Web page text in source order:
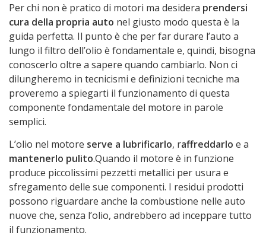
Per chi non è pratico di motori ma desidera prendersi
cura della propria auto nel giusto modo questa è la
guida perfetta. Il punto è che per far durare l’auto a
lungo il filtro dell’olio è fondamentale e, quindi, bisogna
conoscerlo oltre a sapere quando cambiarlo. Non ci
dilungheremo in tecnicismi e definizioni tecniche ma
proveremo a spiegarti il funzionamento di questa
componente fondamentale del motore in parole
semplici.
L’olio nel motore serve a lubrificarlo, raffreddarlo e a
mantenerlo pulito.Quando il motore è in funzione
produce piccolissimi pezzetti metallici per usura e
sfregamento delle sue componenti. I residui prodotti
possono riguardare anche la combustione nelle auto
nuove che, senza l’olio, andrebbero ad inceppare tutto
il funzionamento.